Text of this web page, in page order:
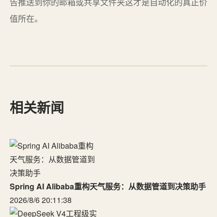
值所在。
相关新闻
Spring AI Alibaba重构天气服务：从数据管道到决策助手
2026/8/6 20:11:38